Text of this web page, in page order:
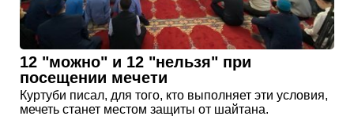
12 "можно" и 12 "нельзя" при
посещении мечети
Куртуби писал, для того, кто выполняет эти условия,
мечеть станет местом защиты от шайтана.